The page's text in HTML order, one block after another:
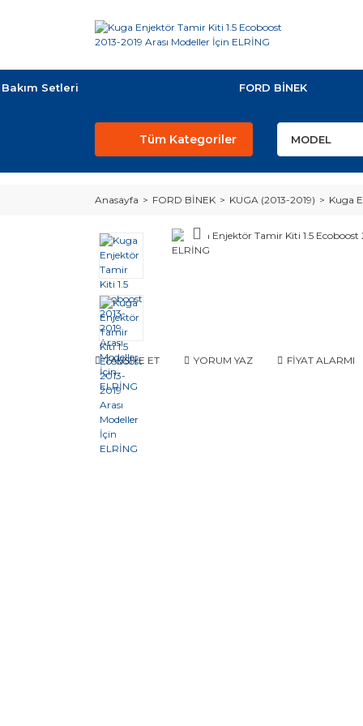
Bakım Setleri FORD BİNEK
Tüm Kategoriler
Anasayfa FORD BİNEK KUGA (2013-2019) Kuga
TAVSİYE ET YORUM YAZ FİYAT ALARMI